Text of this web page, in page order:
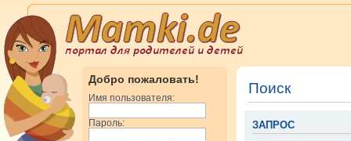
Добро пожаловать!
Имя пользователя:
Пароль:
Поиск
ЗАПРОС